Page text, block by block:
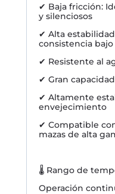
✔ Baja fricción:
y silenciosos
✔ Alta
consistencia bajo
✔ Resistente al
✔ Gran
✔ Altamente
envejecimiento
✔ Compatible
mazas de alta
🌡️ Rango de
Operación